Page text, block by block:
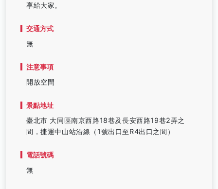
享給大家。
交通方式
無
注意事項
開放空間
景點地址
臺北市 大同區南京西路18巷及長安西路19巷2弄之
間，捷運中山站沿線（1號出口至R4出口之間）
電話號碼
無